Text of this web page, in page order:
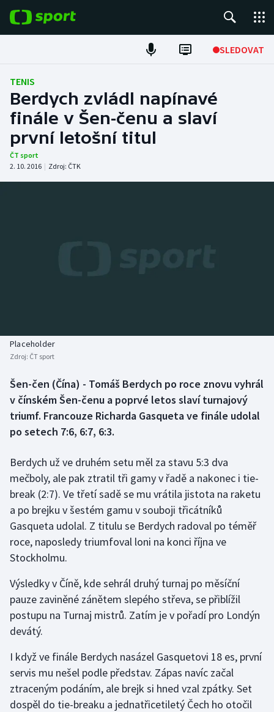
SLEDOVAT
Fotbal
Hokej
Tenis
Atletika
Biatlon
Box
Curling
Dostihy
Florbal
Futsal
Golf
Gymnastika
Házená
Jezdectví
Judo
Krasobruslení
Aplikace ČT sport
TENIS
Berdych zvládl napínavé
finále v Šen-čenu a slaví
první letošní titul
ČT sport
2. 10. 2016 | Zdroj: ČTK
Placeholder
Zdroj: ČT sport
Šen-čen (Čína) - Tomáš Berdych po roce znovu vyhrál
v čínském Šen-čenu a poprvé letos slaví turnajový
triumf. Francouze Richarda Gasqueta ve finále udolal
po setech 7:6, 6:7, 6:3.
Berdych už ve druhém setu měl za stavu 5:3 dva
mečboly, ale pak ztratil tři gamy v řadě a nakonec i tie-
break (2:7). Ve třetí sadě se mu vrátila jistota na raketu
a po brejku v šestém gamu v souboji třicátníků
Gasqueta udolal. Z titulu se Berdych radoval po téměř
roce, naposledy triumfoval loni na konci října ve
Stockholmu.
Výsledky v Číně, kde sehrál druhý turnaj po měsíční
pauze zaviněné zánětem slepého střeva, se přiblížil
postupu na Turnaj mistrů. Zatím je v pořadí pro Londýn
devátý.
I když ve finále Berdych nasázel Gasquetovi 18 es, první
servis mu nešel podle představ. Zápas navíc začal
ztraceným podáním, ale brejk si hned vzal zpátky. Set
dospěl do tie-breaku a jednatřicetiletý Čech ho otočil